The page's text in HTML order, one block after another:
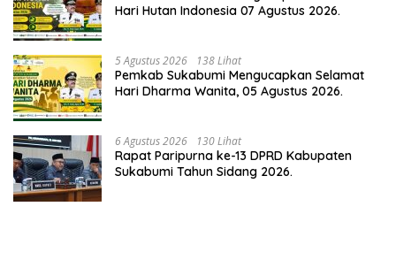
Hari Hutan Indonesia 07 Agustus 2026.
5 Agustus 2026 138 Lihat
Pemkab Sukabumi Mengucapkan Selamat
Hari Dharma Wanita, 05 Agustus 2026.
6 Agustus 2026 130 Lihat
Rapat Paripurna ke-13 DPRD Kabupaten
Sukabumi Tahun Sidang 2026.